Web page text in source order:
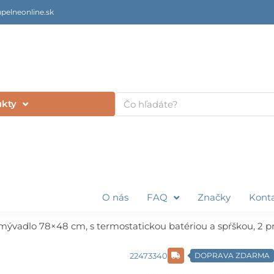
Vyhľadať
O nás FAQ Značky
78×48 cm, s termostatickou batériou a spŕškou, 2
22473340 DOPRAVA ZDARMA